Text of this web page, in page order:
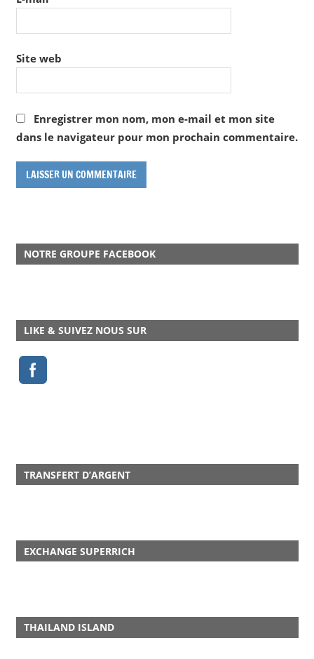
Site web
Enregistrer mon nom, mon e-mail et mon site
dans le navigateur pour mon prochain commentaire.
NOTRE GROUPE FACEBOOK
LIKE & SUIVEZ NOUS SUR
TRANSFERT D’ARGENT
EXCHANGE SUPERRICH
THAILAND ISLAND